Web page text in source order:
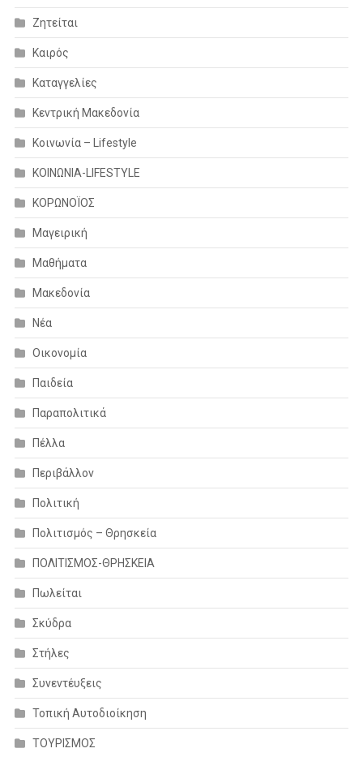
Ζητείται
Καιρός
Καταγγελίες
Κεντρική Μακεδονία
Κοινωνία – Lifestyle
ΚΟΙΝΩΝΙΑ-LIFESTYLE
ΚΟΡΩΝΟΪΟΣ
Μαγειρική
Μαθήματα
Μακεδονία
Νέα
Οικονομία
Παιδεία
Παραπολιτικά
Πέλλα
Περιβάλλον
Πολιτική
Πολιτισμός – Θρησκεία
ΠΟΛΙΤΙΣΜΟΣ-ΘΡΗΣΚΕΙΑ
Πωλείται
Σκύδρα
Στήλες
Συνεντέυξεις
Τοπική Αυτοδιοίκηση
ΤΟΥΡΙΣΜΟΣ